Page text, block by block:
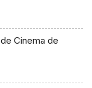
Cinema de